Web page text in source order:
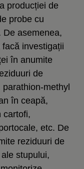
producției de
probe cu
De asemenea,
investigații
în anumite
de
methyl
în ceapă,
cartofi,
etc. De
reziduuri de
stupului,